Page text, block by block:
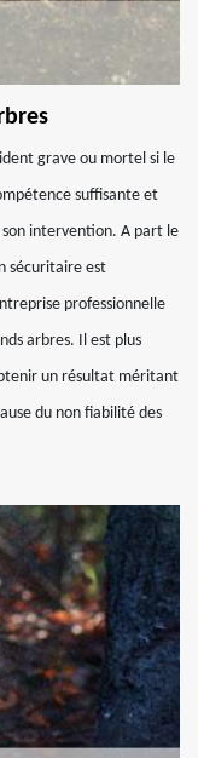
grave ou mortel si le
suffisante et
intervention. A part le
sécuritaire est
professionnelle
arbres. Il est plus
un résultat méritant
du non fiabilité des